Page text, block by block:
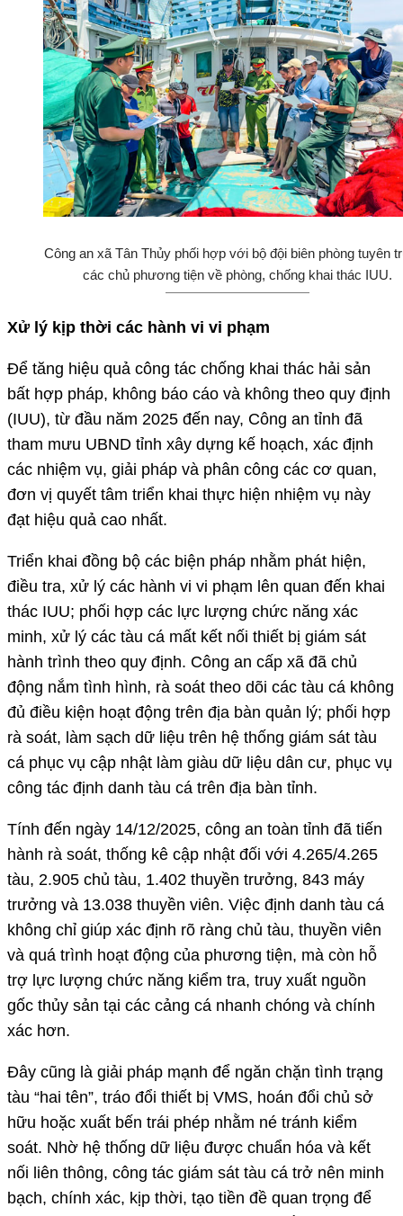
Công an xã Tân Thủy phối hợp với bộ đội biên phòng tuyên
các chủ phương tiện về phòng, chống khai thác IUU.
Xử lý kịp thời các hành vi vi phạm
Để tăng hiệu quả công tác chống khai thác hải sản
bất hợp pháp, không báo cáo và không theo quy định
(IUU), từ đầu năm 2025 đến nay, Công an tỉnh đã
tham mưu UBND tỉnh xây dựng kế hoạch, xác định
các nhiệm vụ, giải pháp và phân công các cơ quan,
đơn vị quyết tâm triển khai thực hiện nhiệm vụ này
đạt hiệu quả cao nhất.
Triển khai đồng bộ các biện pháp nhằm phát hiện,
điều tra, xử lý các hành vi vi phạm lên quan đến khai
thác IUU; phối hợp các lực lượng chức năng xác
minh, xử lý các tàu cá mất kết nối thiết bị giám sát
hành trình theo quy định. Công an cấp xã đã chủ
động nắm tình hình, rà soát theo dõi các tàu cá không
đủ điều kiện hoạt động trên địa bàn quản lý; phối hợp
rà soát, làm sạch dữ liệu trên hệ thống giám sát tàu
cá phục vụ cập nhật làm giàu dữ liệu dân cư, phục vụ
công tác định danh tàu cá trên địa bàn tỉnh.
Tính đến ngày 14/12/2025, công an toàn tỉnh đã tiến
hành rà soát, thống kê cập nhật đối với 4.265/4.265
tàu, 2.905 chủ tàu, 1.402 thuyền trưởng, 843 máy
trưởng và 13.038 thuyền viên. Việc định danh tàu cá
không chỉ giúp xác định rõ ràng chủ tàu, thuyền viên
và quá trình hoạt động của phương tiện, mà còn hỗ
trợ lực lượng chức năng kiểm tra, truy xuất nguồn
gốc thủy sản tại các cảng cá nhanh chóng và chính
xác hơn.
Đây cũng là giải pháp mạnh để ngăn chặn tình trạng
tàu “hai tên”, tráo đổi thiết bị VMS, hoán đổi chủ sở
hữu hoặc xuất bến trái phép nhằm né tránh kiểm
soát. Nhờ hệ thống dữ liệu được chuẩn hóa và kết
nối liên thông, công tác giám sát tàu cá trở nên minh
bạch, chính xác, kịp thời, tạo tiền đề quan trọng để